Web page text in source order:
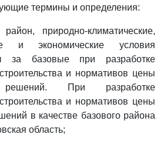
термины и определения:
природно-климатические,
и экономические условия
за базовые при разработке
и нормативов цены
решений. При разработке
и нормативов цены
в качестве базового района
область;